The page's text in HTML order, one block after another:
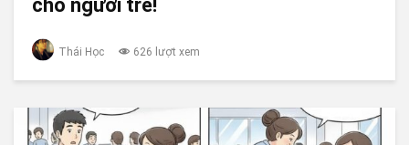
Thái Học 626 lượt xem